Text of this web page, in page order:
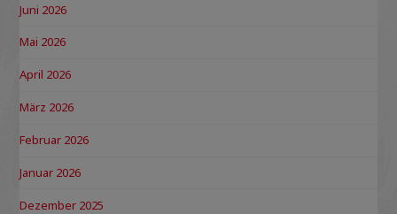
Juni 2026
Mai 2026
April 2026
März 2026
Februar 2026
Januar 2026
Dezember 2025